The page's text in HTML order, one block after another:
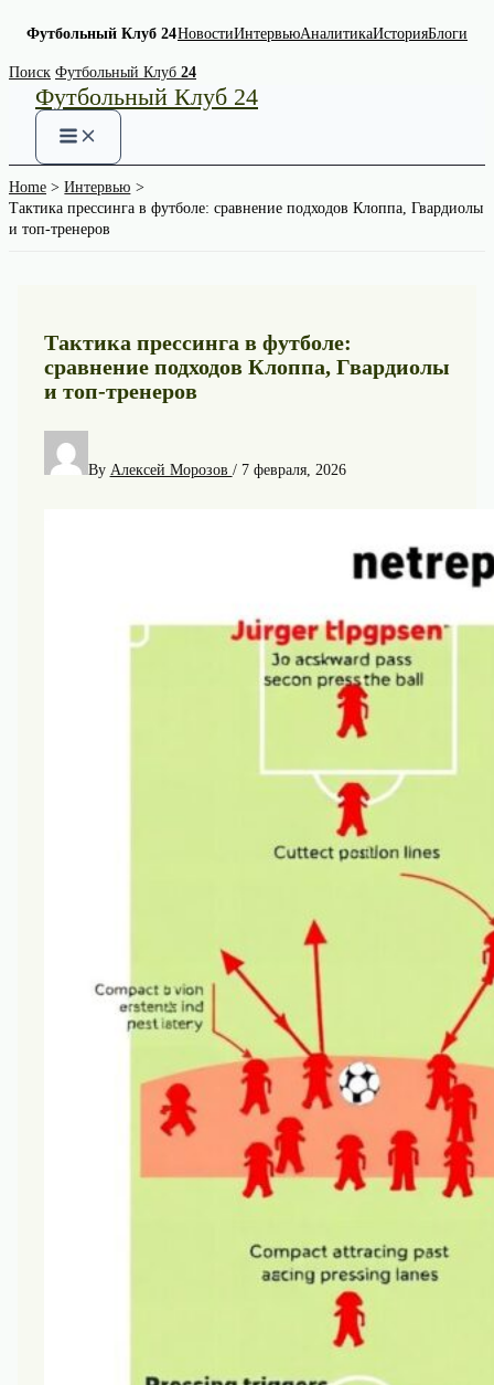
Футбольный Клуб 24НовостиИнтервьюАналитикаИсторияБлоги
Skip
content
Поиск Футбольный Клуб 24
Футбольный Клуб 24
Home
Интервью
Тактика прессинга в футболе: сравнение подходов Клоппа, Гвардиолы
и топ‑тренеров
Тактика прессинга в футболе:
сравнение подходов Клоппа, Гвардиолы
и топ‑тренеров
By Алексей Морозов / 7 февраля, 2026